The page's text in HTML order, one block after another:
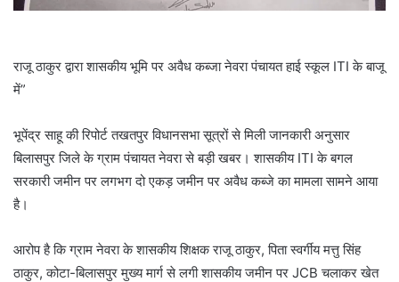
राजू ठाकुर द्वारा शासकीय भूमि पर अवैध कब्जा नेवरा पंचायत हाई स्कूल ITI के बाजू
में”
भूपेंद्र साहू की रिपोर्ट तखतपुर विधानसभा सूत्रों से मिली जानकारी अनुसार
बिलासपुर जिले के ग्राम पंचायत नेवरा से बड़ी खबर। शासकीय ITI के बगल
सरकारी जमीन पर लगभग दो एकड़ जमीन पर अवैध कब्जे का मामला सामने आया
है।
आरोप है कि ग्राम नेवरा के शासकीय शिक्षक राजू ठाकुर, पिता स्वर्गीय मत्तु सिंह
ठाकुर, कोटा-बिलासपुर मुख्य मार्ग से लगी शासकीय जमीन पर JCB चलाकर खेत